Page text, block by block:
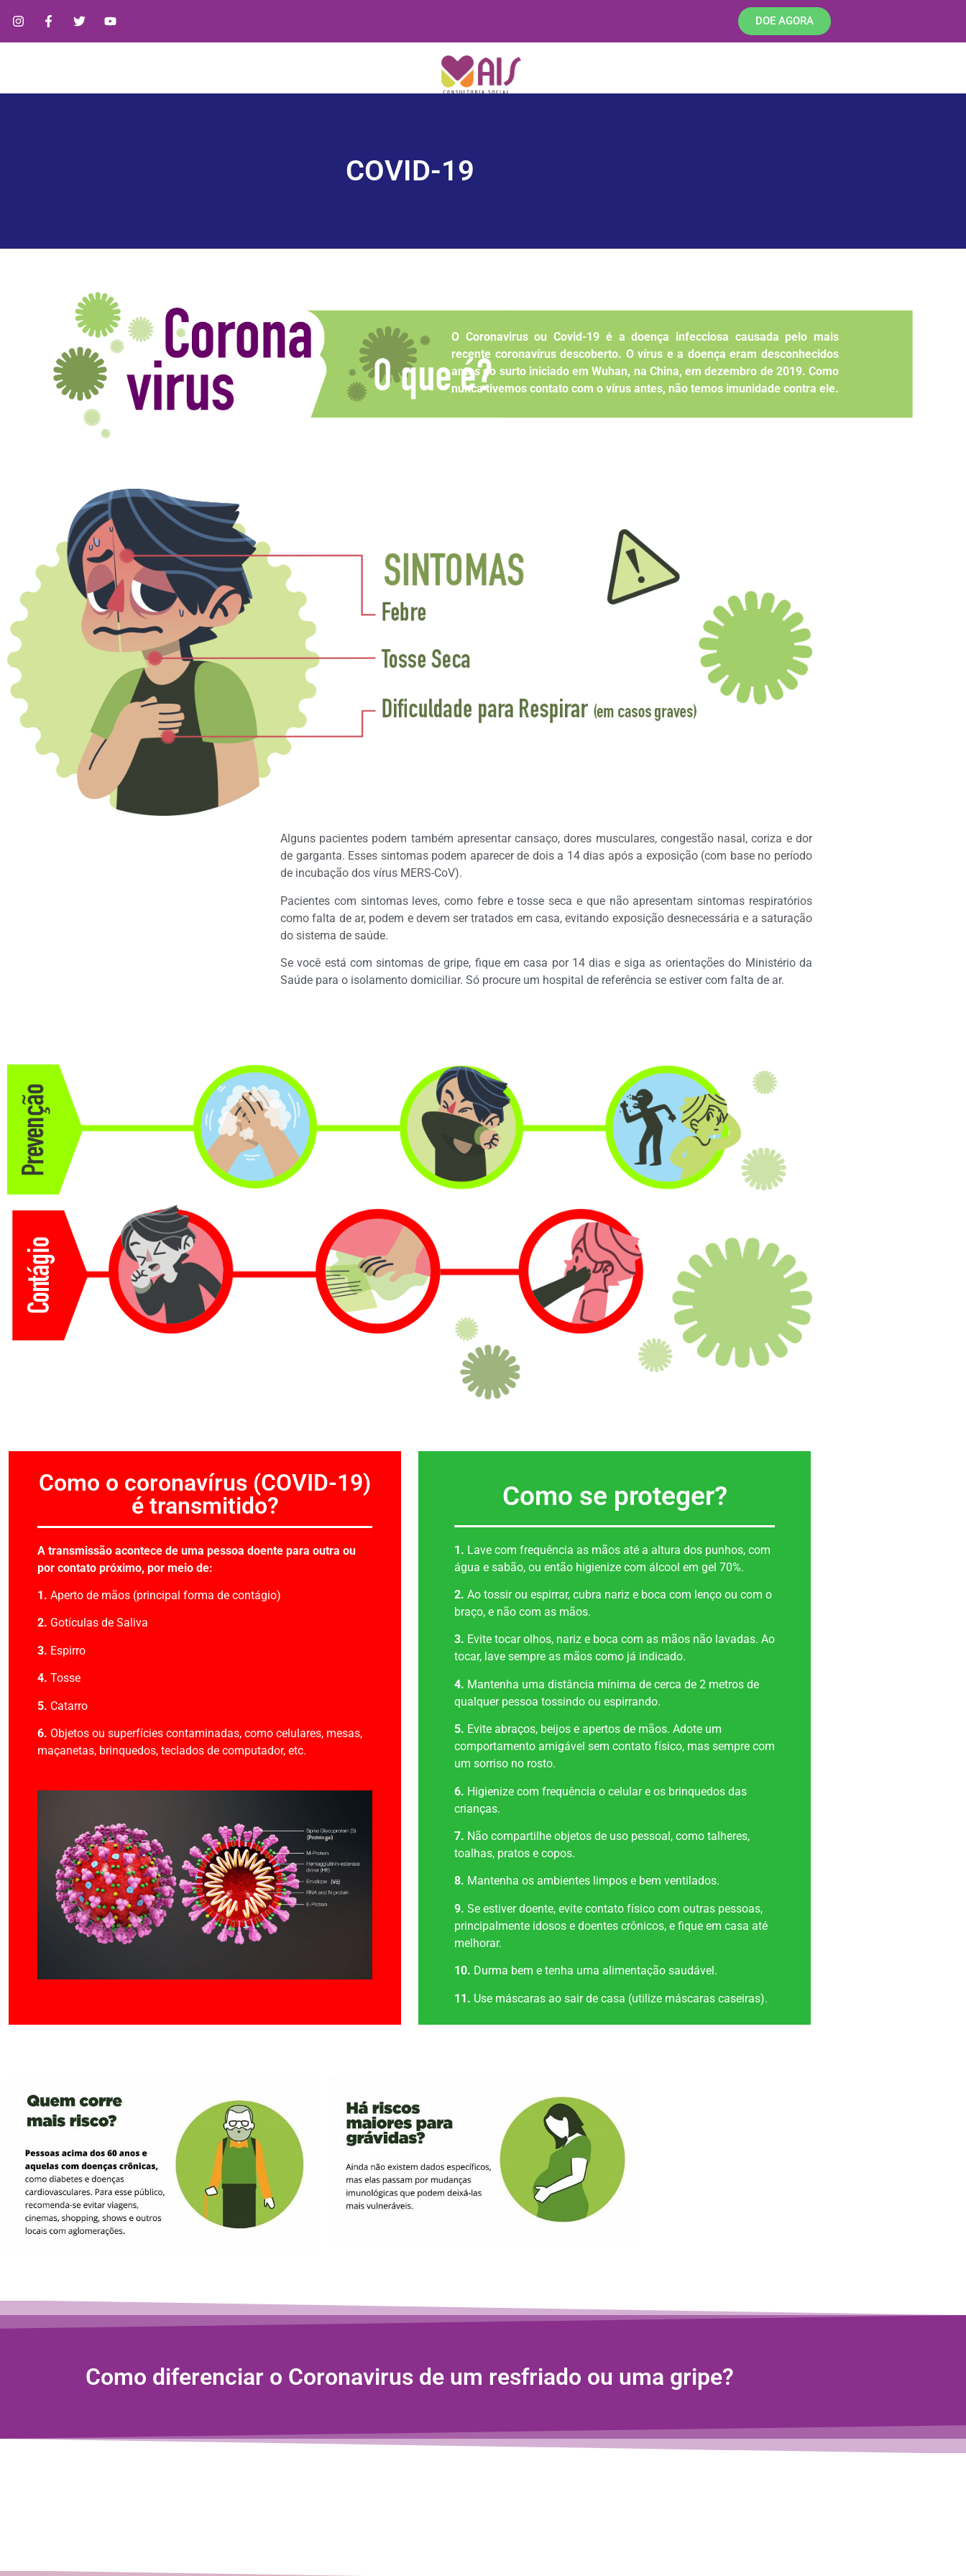
DOE AGORA
COVID-19
O Coronavirus ou Covid-19 é a doença infecciosa causada pelo mais
recente coronavírus descoberto. O vírus e a doença eram desconhecidos
antes do surto iniciado em Wuhan, na China, em dezembro de 2019. Como
nunca tivemos contato com o vírus antes, não temos imunidade contra ele.
Alguns pacientes podem também apresentar cansaço, dores musculares, congestão nasal, coriza e dor
de garganta. Esses sintomas podem aparecer de dois a 14 dias após a exposição (com base no período
de incubação dos vírus MERS-CoV).
Pacientes com sintomas leves, como febre e tosse seca e que não apresentam sintomas respiratórios
como falta de ar, podem e devem ser tratados em casa, evitando exposição desnecessária e a saturação
do sistema de saúde.
Se você está com sintomas de gripe, fique em casa por 14 dias e siga as orientações do Ministério da
Saúde para o isolamento domiciliar. Só procure um hospital de referência se estiver com falta de ar.
Como o coronavírus (COVID-19)
é transmitido?
A transmissão acontece de uma pessoa doente para outra ou
por contato próximo, por meio de:
1. Aperto de mãos (principal forma de contágio)
2. Gotículas de Saliva
3. Espirro
4. Tosse
5. Catarro
6. Objetos ou superfícies contaminadas, como celulares, mesas,
maçanetas, brinquedos, teclados de computador, etc.
Como se proteger?
1. Lave com frequência as mãos até a altura dos punhos, com
água e sabão, ou então higienize com álcool em gel 70%.
2. Ao tossir ou espirrar, cubra nariz e boca com lenço ou com o
braço, e não com as mãos.
3. Evite tocar olhos, nariz e boca com as mãos não lavadas. Ao
tocar, lave sempre as mãos como já indicado.
4. Mantenha uma distância mínima de cerca de 2 metros de
qualquer pessoa tossindo ou espirrando.
5. Evite abraços, beijos e apertos de mãos. Adote um
comportamento amigável sem contato físico, mas sempre com
um sorriso no rosto.
6. Higienize com frequência o celular e os brinquedos das
crianças.
7. Não compartilhe objetos de uso pessoal, como talheres,
toalhas, pratos e copos.
8. Mantenha os ambientes limpos e bem ventilados.
9. Se estiver doente, evite contato físico com outras pessoas,
principalmente idosos e doentes crônicos, e fique em casa até
melhorar.
10. Durma bem e tenha uma alimentação saudável.
11. Use máscaras ao sair de casa (utilize máscaras caseiras).
Como diferenciar o Coronavirus de um resfriado ou uma gripe?